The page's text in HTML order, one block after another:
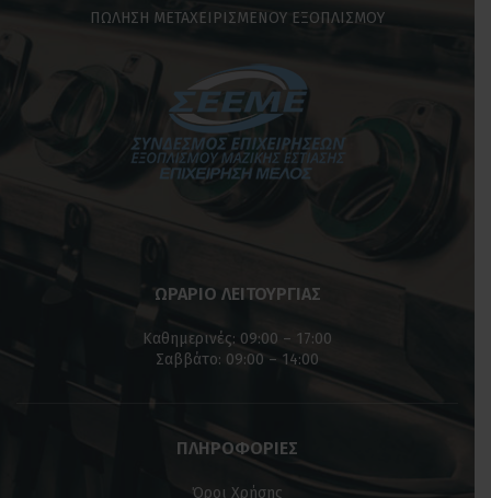
ΠΩΛΗΣΗ ΜΕΤΑΧΕΙΡΙΣΜΕΝΟΥ ΕΞΟΠΛΙΣΜΟΥ
ΩΡΑΡΙΟ ΛΕΙΤΟΥΡΓΙΑΣ
Καθημερινές: 09:00 – 17:00
Σαββάτο: 09:00 – 14:00
ΠΛΗΡΟΦΟΡΙΕΣ
Όροι Χρήσης